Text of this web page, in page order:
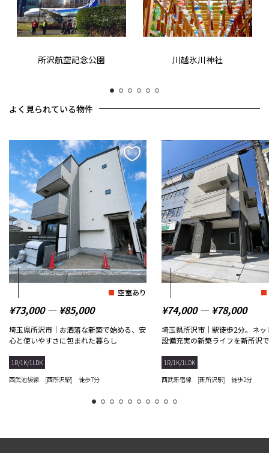
所沢航空記念公園 川越氷川神社
1 2 3 4 5 6
よく見られている物件
空室あり
¥73,000 ― ¥85,000
埼玉県所沢市｜お洒落な新築で始める、安
心と使いやすさに包まれた暮らし
1R/1K/1LDK
西武池袋線 [西所沢駅] 徒歩7分
¥74,000 ― ¥78,000
埼玉県所沢市｜駅徒歩2分。ネッ
設備充実の新築ライフを新所沢
1R/1K/1LDK
西武新宿線 [新所沢駅] 徒歩2分
1 2 3 4 5 6 7 8 9 10